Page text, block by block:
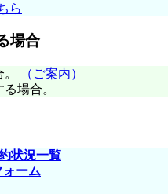
ら
場合
（ご案内）
場合。
状況一覧
ォーム